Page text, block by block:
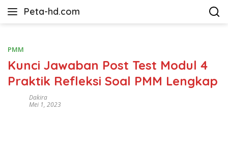
Peta-hd.com
Kumpulan
PMM
Kunci Jawaban Post Test Modul 4
Praktik Refleksi Soal PMM Lengkap
Dakira
Mei 1, 2023